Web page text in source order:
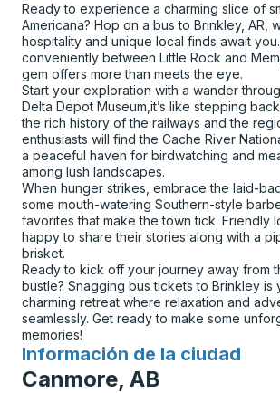
Ready to experience a charming slice of
Americana? Hop on a bus to Brinkley, AR,
hospitality and unique local finds await
conveniently between Little Rock and
gem offers more than meets the eye.
Start your exploration with a wander
Delta Depot Museum,it’s like stepping
the rich history of the railways and the
enthusiasts will find the Cache River
a peaceful haven for birdwatching and
among lush landscapes.
When hunger strikes, embrace the laid-
some mouth-watering Southern-style
favorites that make the town tick. Friendly
happy to share their stories along with a
brisket.
Ready to kick off your journey away from
bustle? Snagging bus tickets to Brinkley is
charming retreat where relaxation and
seamlessly. Get ready to make some
memories!
Información de la ciudad
para
Canmore, AB